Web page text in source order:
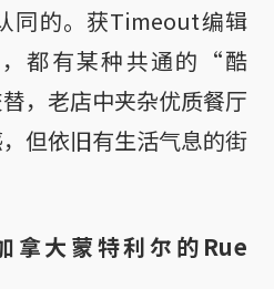
同的。获Timeout编辑
都有某种共通的“酷
，老店中夹杂优质餐厅
但依旧有生活气息的街
拿大蒙特利尔的Rue